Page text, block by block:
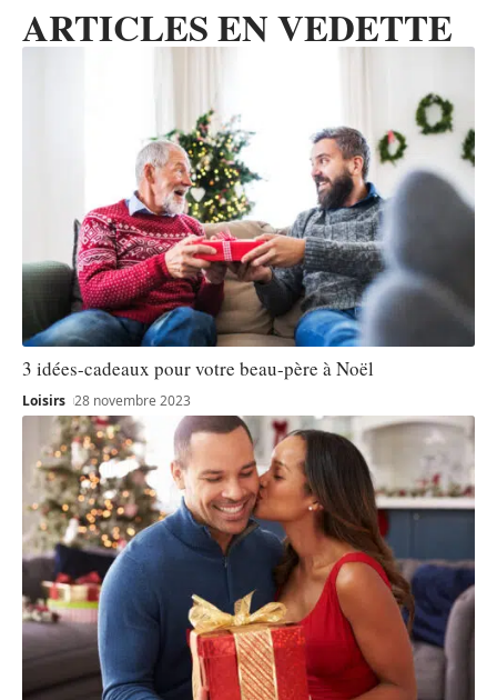
ARTICLES EN VEDETTE
3 idées-cadeaux pour votre beau-père à Noël
Loisirs 28 novembre 2023